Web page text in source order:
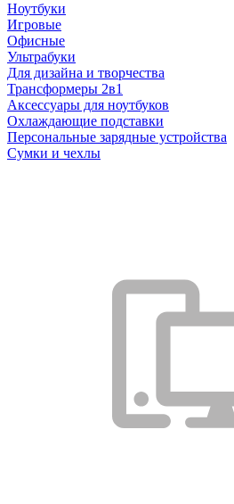
Ноутбуки
Игровые
Офисные
Ультрабуки
Для дизайна и творчества
Трансформеры 2в1
Аксессуары для ноутбуков
Охлаждающие подставки
Персональные зарядные устройства
Сумки и чехлы